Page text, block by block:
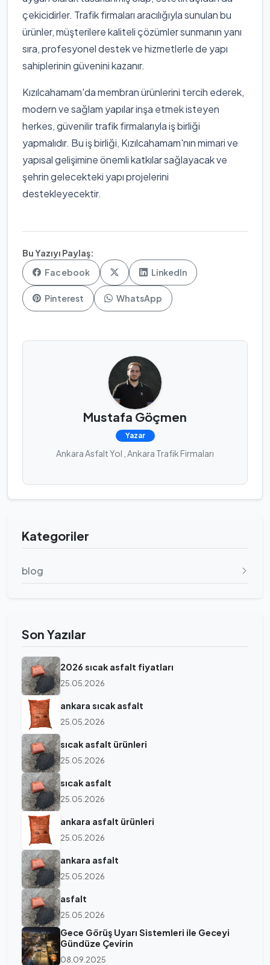
çekicidirler. Trafik firmaları aracılığıyla sunulan bu
ürünler, müşterilere kaliteli çözümler sunmanın yanı
sıra, profesyonel destek ve hizmetlerle de yapı
sahiplerinin güvenini kazanır.
Kızılcahamam'da membran ürünlerini tercih ederek,
modern ve sağlam yapılar inşa etmek isteyen
herkes, güvenilir trafik firmalarıyla iş birliği
yapmalıdır. Bu iş birliği, Kızılcahamam'nın mimari ve
yapısal gelişimine önemli katkılar sağlayacak ve
şehrin gelecekteki yapı projelerini
destekleyecektir.
Bu Yazıyı Paylaş:
Facebook
LinkedIn
Pinterest WhatsApp
Mustafa Göçmen
Yazar
Ankara Asfalt Yol , Ankara Trafik Firmaları
Kategoriler
blog
Son Yazılar
2026 sıcak asfalt fiyatları
25.05.2026
ankara sıcak asfalt
25.05.2026
sıcak asfalt ürünleri
25.05.2026
sıcak asfalt
25.05.2026
ankara asfalt ürünleri
25.05.2026
ankara asfalt
25.05.2026
asfalt
25.05.2026
Gece Görüş Uyarı Sistemleri ile Geceyi
Gündüze Çevirin
08.09.2025